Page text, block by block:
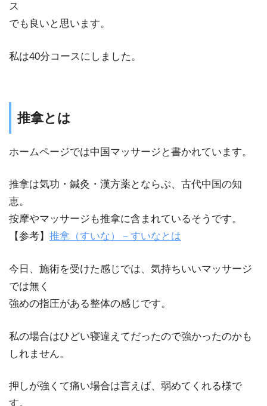
ス
でも良いと思います。
私は40分コースにしました。
推拿とは
ホームページでは中国マッサージと書かれています。
推拿は気功・鍼灸・漢方薬とならぶ、古代中国の知
恵。
按摩やマッサージも推拿に含まれているそうです。
【参考】 推拿（すいな）－すいなとは
今日、施術を受けた感じでは、気持ちいいマッサージ
では無く
強めの指圧がある整体の感じです。
私の場合はひどい寝違えてだったので強かったのかも
しれません。
押しが強くて痛い場合は言えば、弱めてくれる様で
す。